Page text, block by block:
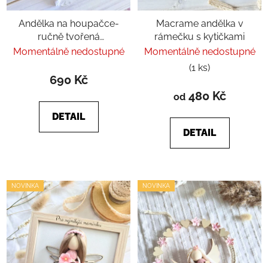
Andělka na houpačce-
ručně tvořená
dekorace pro štěstí
Momentálně nedostupné
690 Kč
DETAIL
Macrame andělka v
rámečku s kytičkami
Momentálně nedostupné
(1 ks)
od480 Kč
DETAIL
NOVINKA NOVINKA